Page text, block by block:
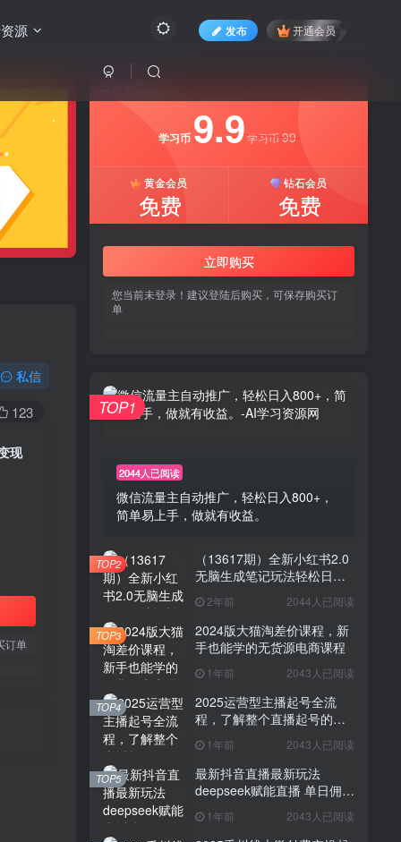
源 发布 开通会员
私信
123
现
订单
学习币 9.9学习币99
黄金会员
免费
钻石会员
免费
立即购买
您当前未登录！建议登陆后购买，可保存购买订
单
2044人已阅读
微信流量主自动推广，轻松日入800+，
简单易上手，做就有收益。
TOP1
（13617期）全新小红书2.0
无脑生成笔记玩法轻松日入
2年前 2044人已阅读
TOP2
2024版大猫淘差价课程，新
手也能学的无货源电商课程
1年前 2043人已阅读
TOP3
2025运营型主播起号全流
程，了解整个直播起号的路
货满满)
1年前 2043人已阅读
TOP4
最新抖音直播最新玩法
deepseek赋能直播 单日佣金
1年前 2043人已阅读
TOP5